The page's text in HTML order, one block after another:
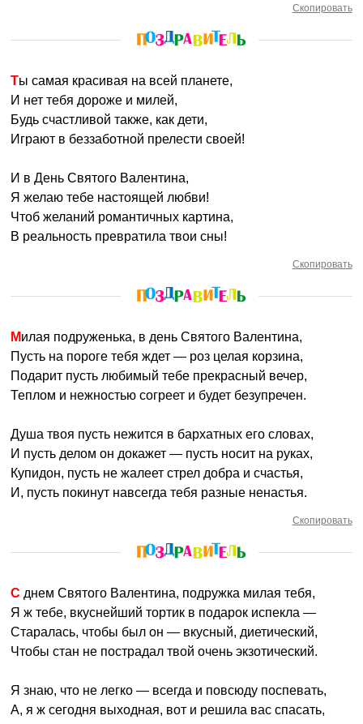
Скопировать
Ты самая красивая на всей планете,
И нет тебя дороже и милей,
Будь счастливой также, как дети,
Играют в беззаботной прелести своей!
И в День Святого Валентина,
Я желаю тебе настоящей любви!
Чтоб желаний романтичных картина,
В реальность превратила твои сны!
Скопировать
Милая подруженька, в день Святого Валентина,
Пусть на пороге тебя ждет — роз целая корзина,
Подарит пусть любимый тебе прекрасный вечер,
Теплом и нежностью согреет и будет безупречен.
Душа твоя пусть нежится в бархатных его словах,
И пусть делом он докажет — пусть носит на руках,
Купидон, пусть не жалеет стрел добра и счастья,
И, пусть покинут навсегда тебя разные ненастья.
Скопировать
С днем Святого Валентина, подружка милая тебя,
Я ж тебе, вкуснейший тортик в подарок испекла —
Старалась, чтобы был он — вкусный, диетический,
Чтобы стан не пострадал твой очень экзотический.
Я знаю, что не легко — всегда и повсюду поспевать,
А, я ж сегодня выходная, вот и решила вас спасать,